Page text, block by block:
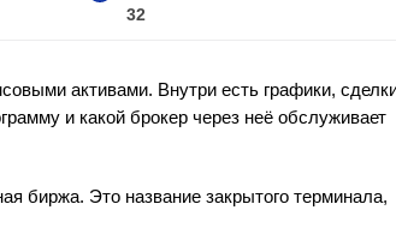
32
активами. Внутри есть графики,
и какой брокер через неё обслуживает
биржа. Это название закрытого терминала,